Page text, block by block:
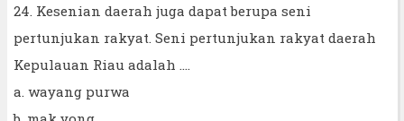
24. Kesenian daerah juga dapat berupa seni
pertunjukan rakyat. Seni pertunjukan rakyat daerah
Kepulauan Riau adalah ....
a. wayang purwa